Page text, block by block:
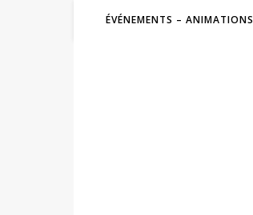
ÉVÉNEMENTS – ANIMATIONS